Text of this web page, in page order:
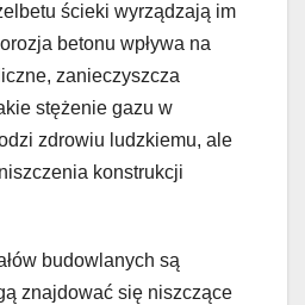
ścieki wyrządzają im
betonu wpływa na
zanieczyszcza
stężenie gazu w
zdrowiu ludzkiemu, ale
konstrukcji
budowlanych są
znajdować się niszczące